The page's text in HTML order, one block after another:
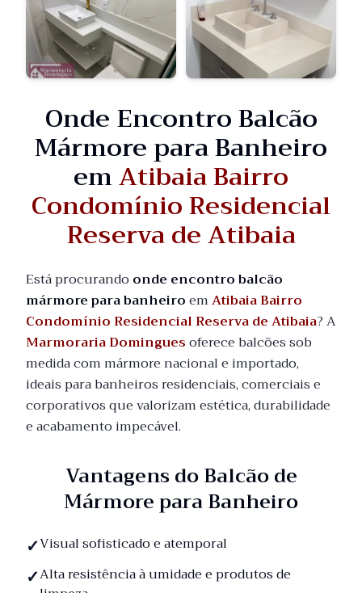
Onde Encontro Balcão
Mármore para Banheiro
emAtibaia Bairro
Condomínio Residencial
Reserva de Atibaia
Está procurando onde encontro balcão
mármore para banheiroemAtibaia Bairro
Condomínio Residencial Reserva de Atibaia? A
Marmoraria Dominguesoferece balcões sob
medida com mármore nacional e importado,
ideais para banheiros residenciais, comerciais e
corporativos que valorizam estética, durabilidade
e acabamento impecável.
Vantagens do Balcão de
Mármore para Banheiro
Visual sofisticado e atemporal
Alta resistência à umidade e produtos de